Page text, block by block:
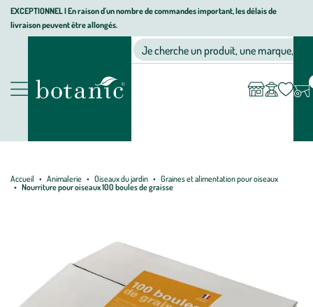
Aller
Aller
au
Aller
au
page
EXCEPTIONNEL I En raison d'un nombre de commandes important, les délais de
livraison peuvent être allongés.
Nos produits
Jardinerie écologique, animalerie, décoration, alimentation bio
Je cherche un produit, une marque, un
compte
Accueil Animalerie Oiseaux du jardin
Graines et alimentation pour oiseaux
Nourriture pour oiseaux 100 boules de graisse